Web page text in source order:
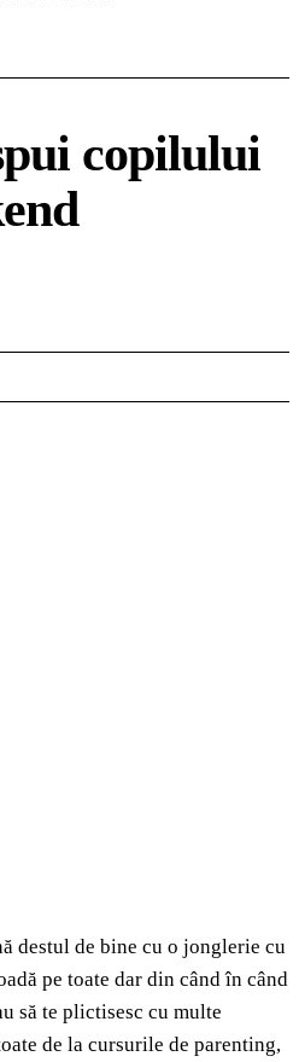
copilului
destul de bine cu o jonglerie cu
pe toate dar din când în când
să te plictisesc cu multe
de la cursurile de parenting,